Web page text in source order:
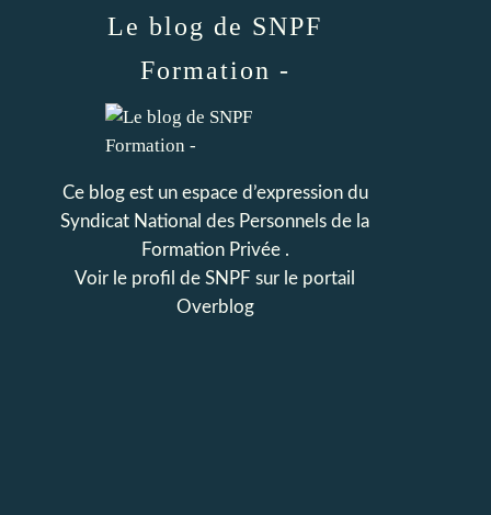
Le blog de SNPF
Formation -
Ce blog est un espace d’expression du
Syndicat National des Personnels de la
Formation Privée .
Voir le profil de SNPF sur le portail
Overblog